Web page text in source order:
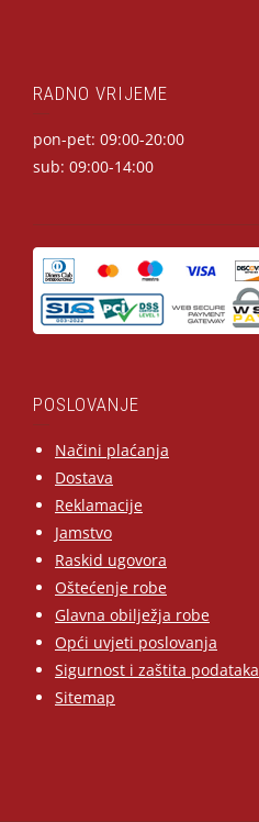
RADNO VRIJEME
pon-pet: 09:00-20:00
sub: 09:00-14:00
POSLOVANJE
Načini plaćanja
Dostava
Reklamacije
Jamstvo
Raskid ugovora
Oštećenje robe
Glavna obilježja robe
Opći uvjeti poslovanja
Sigurnost i zaštita podataka
Sitemap